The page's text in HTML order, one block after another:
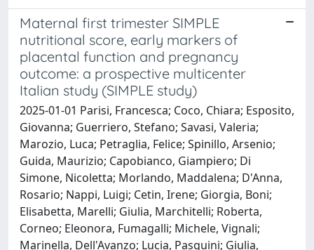
Maternal first trimester SIMPLE
nutritional score, early markers of
placental function and pregnancy
outcome: a prospective multicenter
Italian study (SIMPLE study)
2025-01-01 Parisi, Francesca; Coco, Chiara; Esposito,
Giovanna; Guerriero, Stefano; Savasi, Valeria;
Marozio, Luca; Petraglia, Felice; Spinillo, Arsenio;
Guida, Maurizio; Capobianco, Giampiero; Di
Simone, Nicoletta; Morlando, Maddalena; D'Anna,
Rosario; Nappi, Luigi; Cetin, Irene; Giorgia, Boni;
Elisabetta, Marelli; Giulia, Marchitelli; Roberta,
Corneo; Eleonora, Fumagalli; Michele, Vignali;
Marinella, Dell'Avanzo; Lucia, Pasquini; Giulia,